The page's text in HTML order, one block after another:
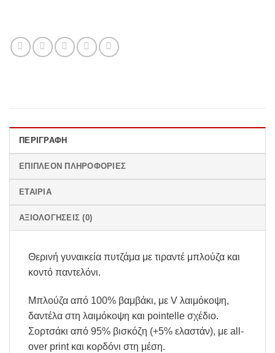
ΠΕΡΙΓΡΑΦΉ
ΕΠΙΠΛΈΟΝ ΠΛΗΡΟΦΟΡΊΕΣ
ΕΤΑΙΡΊΑ
ΑΞΙΟΛΟΓΉΣΕΙΣ (0)
Θερινή γυναικεία πυτζάμα με τιραντέ μπλούζα και
κοντό παντελόνι.
Μπλούζα από 100% βαμβάκι, με V λαιμόκοψη,
δαντέλα στη λαιμόκοψη και pointelle σχέδιο.
Σορτσάκι από 95% βισκόζη (+5% ελαστάν), με all-
over print και κορδόνι στη μέση.